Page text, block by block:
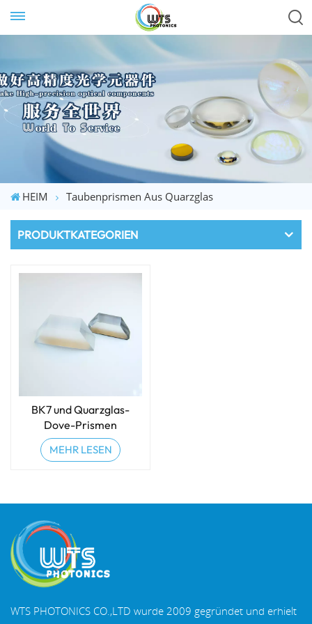
HEIM Taubenprismen Aus Quarzglas
PRODUKTKATEGORIEN
BK7 und Quarzglas-
Dove-Prismen
MEHR LESEN
WTS PHOTONICS CO.,LTD wurde 2009 gegründet und erhielt